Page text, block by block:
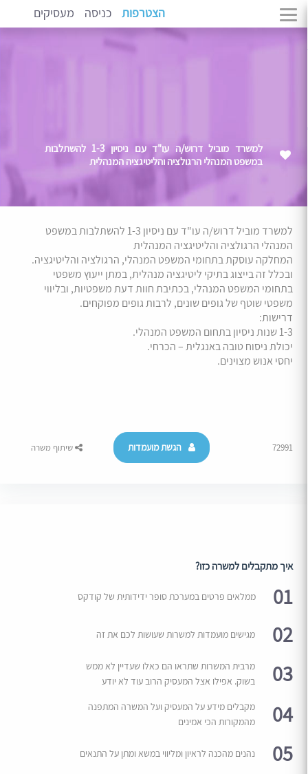
הצטרפות כניסה מעסיקים
למשרד מוביל דרוש/ה עו"ד עם ניסיון 1-3 להשתלבות
במשפט המנהלי הרגולציה והליטיגציה המנהלית
למשרד מוביל דרוש/ה עו"ד עם ניסיון 1-3 להשתלבות במשפט
המנהלי הרגולציה והליטיגציה המנהלית
המחלקה עוסקת בתחומי המשפט המנהלי, הרגולציה והליטיגציה.
ובכלל זה בייצוג בתיקי ליטיגציה מנהלית, במתן ייעוץ משפטי
בתחומי המשפט המנהלי, בכתיבת חוות דעת משפטיות, ובליווי
משפטי שוטף של גופים שונים, לרבות גופים מפוקחים.
דרישות:
1-3 שנות ניסיון בתחום המשפט המנהלי.
יכולת ניסוח טובה באנגלית – הכרחי.
יחסי אנוש מצוינים.
72991 הגשת מועמדות שיתוף משרה
איך מתקבלים למשרה כזו?
01 ממלאים פרטים במערכת סופר ידידותית של קודקס
02 מגישים מועמדות למשרות שעושות לכם את זה
03
מרבית המשרות שתראו הם כאלו שעדיין לא ממש
בשוק. אפילו אצל המעסיק הרוב עוד לא יודע
04
מקבלים מידע על המעסיק ועל המשרה המתפנה
מהמקורות הכי אמינים
05 נהנים מהכנה לראיון ומליווי במשא ומתן על התנאים